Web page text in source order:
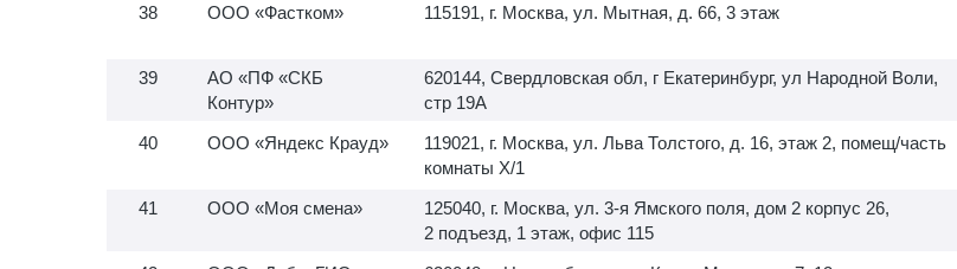
ООО «Фастком»
115191, г. Москва, ул. Мытная, д. 66, 3 этаж
АО «ПФ «СКБ
Контур»
620144, Свердловская обл, г Екатеринбург, ул Народной Воли,
стр 19А
ООО «Яндекс Крауд»
119021, г. Москва, ул. Льва Толстого, д. 16, этаж 2, помещ/часть
комнаты X/1
ООО «Моя смена»
125040, г. Москва, ул. 3-я Ямского поля, дом 2 корпус 26,
2 подъезд, 1 этаж, офис 115